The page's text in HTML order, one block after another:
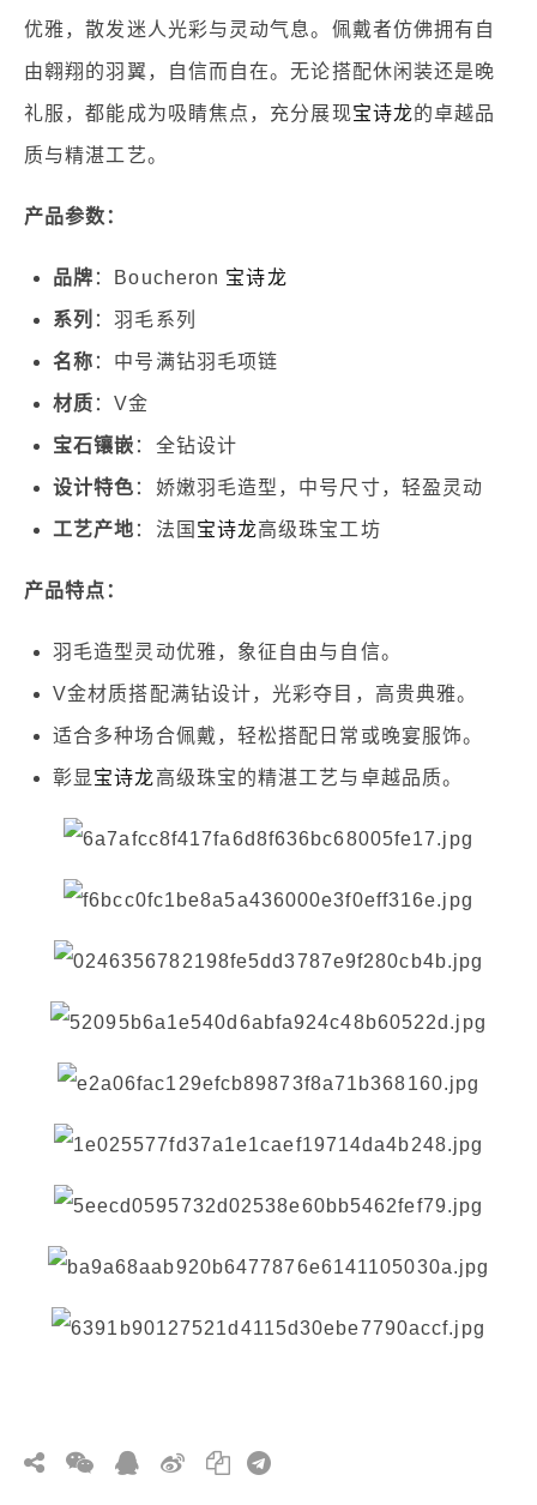
优雅，散发迷人光彩与灵动气息。佩戴者仿佛拥有自
由翱翔的羽翼，自信而自在。无论搭配休闲装还是晚
礼服，都能成为吸睛焦点，充分展现宝诗龙的卓越品
质与精湛工艺。
产品参数：
品牌 ：Boucheron 宝诗龙
系列 ：羽毛系列
名称 ：中号满钻羽毛项链
材质 ：V金
宝石镶嵌 ：全钻设计
设计特色 ：娇嫩羽毛造型，中号尺寸，轻盈灵动
工艺产地 ：法国 宝诗龙高级珠宝工坊
产品特点：
羽毛造型灵动优雅，象征自由与自信。
V金材质搭配满钻设计，光彩夺目，高贵典雅。
适合多种场合佩戴，轻松搭配日常或晚宴服饰。
彰显 宝诗龙高级珠宝的精湛工艺与卓越品质。